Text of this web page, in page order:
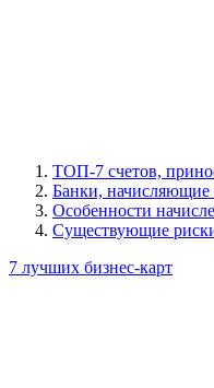
ТОП-7 счетов,
Банки, начисляющие
Особенности
Существующие
7 лучших бизнес-карт